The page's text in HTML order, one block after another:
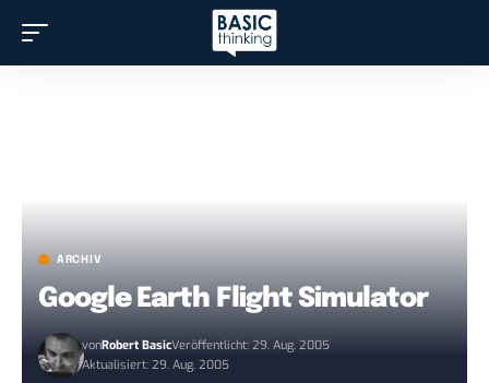
ARCHIV
Google Earth Flight Simulator
vonRobert BasicVeröffentlicht: 29. Aug. 2005
Aktualisiert: 29. Aug. 2005